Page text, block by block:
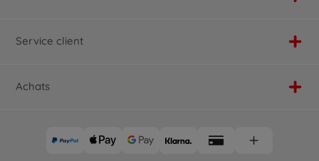
Service client
Achats